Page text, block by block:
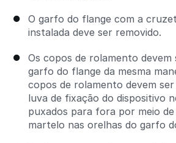
O garfo do flange com a
instalada deve ser removido.
Os copos de rolamento devem
garfo do flange da mesma
copos de rolamento devem
luva de fixação do dispositivo
puxados para fora por meio
martelo nas orelhas do garfo